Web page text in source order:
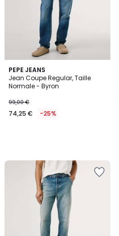
PEPE JEANS
Jean Coupe Regular, Taille
Normale - Byron
99,00 €
74,25 € -25%